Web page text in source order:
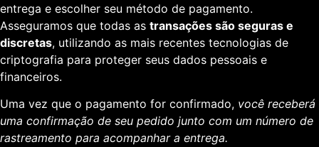
entrega e escolher seu método de pagamento.
Asseguramos que todas as transações são seguras e
discretas, utilizando as mais recentes tecnologias de
criptografia para proteger seus dados pessoais e
financeiros.
Uma vez que o pagamento for confirmado, você receberá
uma confirmação de seu pedido junto com um número de
rastreamento para acompanhar a entrega.